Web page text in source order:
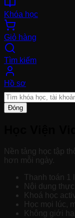
Khóa học
Giỏ hàng
Tìm kiếm
Hồ sơ
Đóng
Nền tảng học tập
hơn mỗi ngày.
Thanh toán 1
Nội dung
Khoá học
Học mọi lúc,
Không giới